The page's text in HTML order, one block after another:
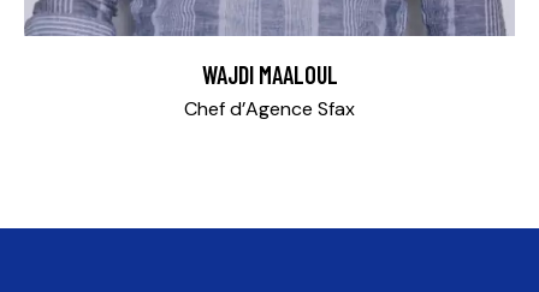
WAJDI MAALOUL
Chef d’Agence Sfax